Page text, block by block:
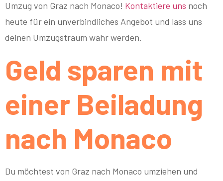
Umzug von Graz nach Monaco! Kontaktiere uns noch
heute für ein unverbindliches Angebot und lass uns
deinen Umzugstraum wahr werden.
Geld sparen mit
einer Beiladung
nach Monaco
Du möchtest von Graz nach Monaco umziehen und